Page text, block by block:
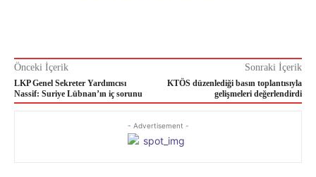
Önceki İçerik
LKP Genel Sekreter Yardımcısı
Nassif: Suriye Lübnan’ın iç sorunu
Sonraki İçerik
KTÖS düzenlediği basın toplantısıyla
gelişmeleri değerlendirdi
- Advertisement -